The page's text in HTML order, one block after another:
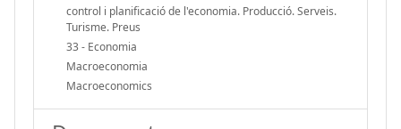
control i planificació de l'economia. Producció. Serveis.
Turisme. Preus
33 - Economia
Macroeconomia
Macroeconomics